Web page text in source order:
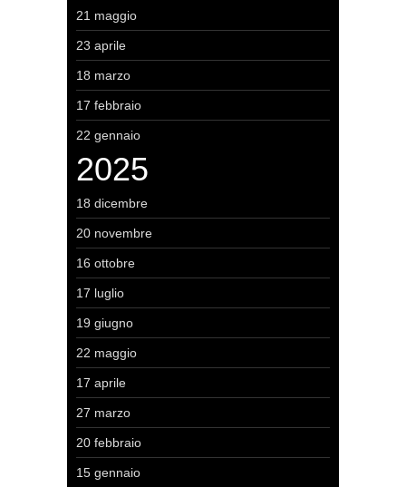
21 maggio
23 aprile
18 marzo
17 febbraio
22 gennaio
2025
18 dicembre
20 novembre
16 ottobre
17 luglio
19 giugno
22 maggio
17 aprile
27 marzo
20 febbraio
15 gennaio